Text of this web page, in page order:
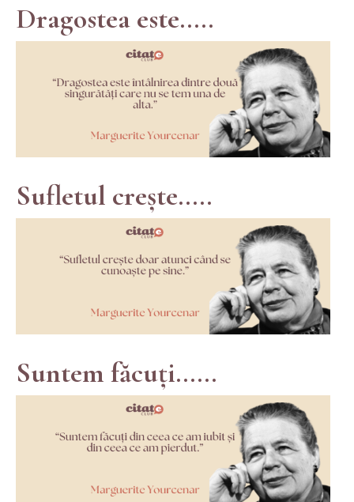
Dragostea este.....
Sufletul crește.....
Suntem făcuți......